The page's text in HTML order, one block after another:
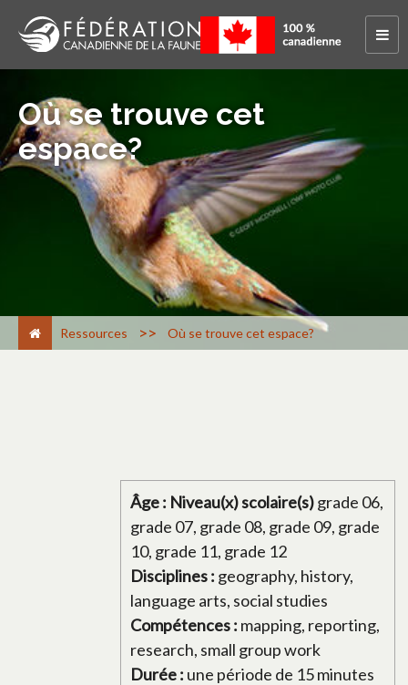
Où se trouve cet
espace?
Ressources > Où se trouve cet espace?
Âge : Niveau(x) scolaire(s)grade 06,
grade 07, grade 08, grade 09, grade
10, grade 11, grade 12
Disciplines : geography, history,
language arts, social studies
Compétences : mapping, reporting,
research, small group work
Durée : une période de 15 minutes